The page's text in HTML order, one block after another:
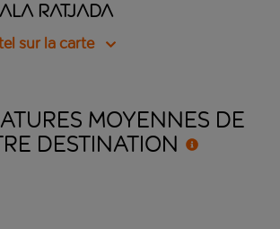
Ratjada
sur la carte
MOYENNES DE
DESTINATION